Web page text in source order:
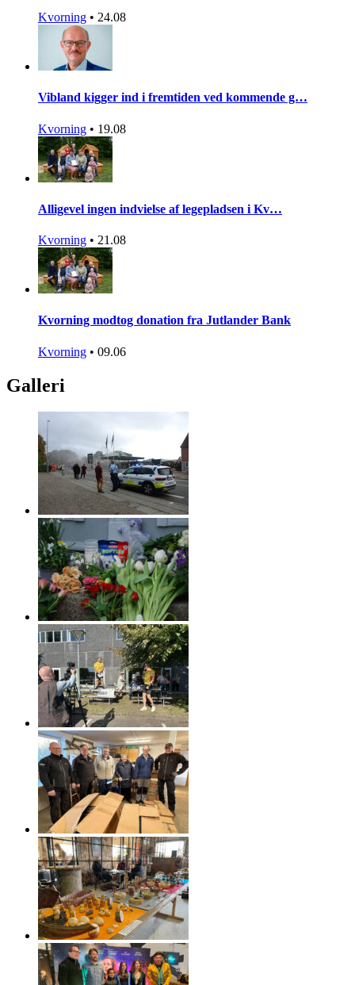
Kvorning • 24.08
Vibland kigger ind i fremtiden ved kommende g…
Kvorning • 19.08
Alligevel ingen indvielse af legepladsen i Kv…
Kvorning • 21.08
Kvorning modtog donation fra Jutlander Bank
Kvorning • 09.06
Galleri